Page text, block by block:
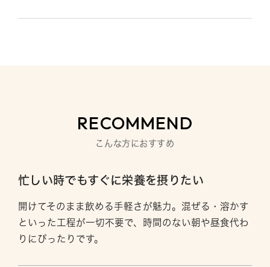
RECOMMEND
こんな方におすすめ
忙しい時でもすぐに栄養を摂りたい
開けてそのまま飲める手軽さが魅力。混ぜる・溶かす
といった工程が一切不要で、時間のない朝や昼食代わ
りにぴったりです。